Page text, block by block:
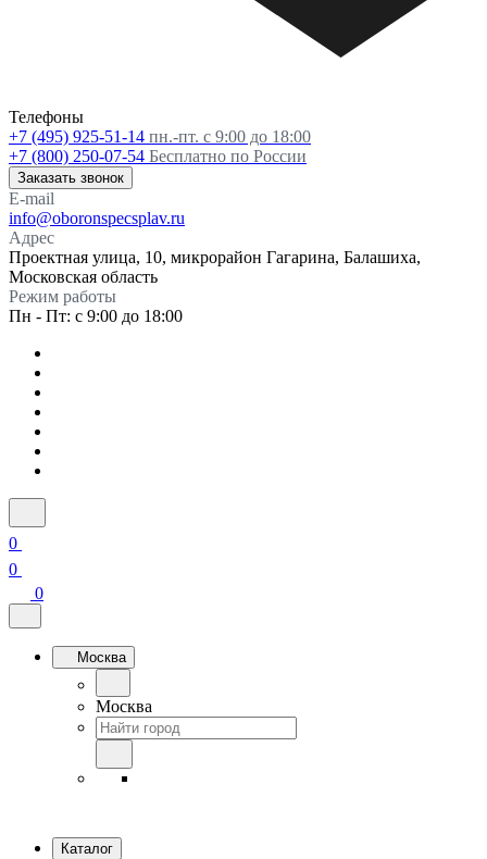
Телефоны
+7 (495) 925-51-14 пн.-пт. с 9:00 до 18:00
+7 (800) 250-07-54 Бесплатно по России
Заказать звонок
E-mail
info@oboronspecsplav.ru
Адрес
Проектная улица, 10, микрорайон Гагарина, Балашиха,
Московская область
Режим работы
Пн - Пт: с 9:00 до 18:00
0
0
0
Москва
Москва
Каталог